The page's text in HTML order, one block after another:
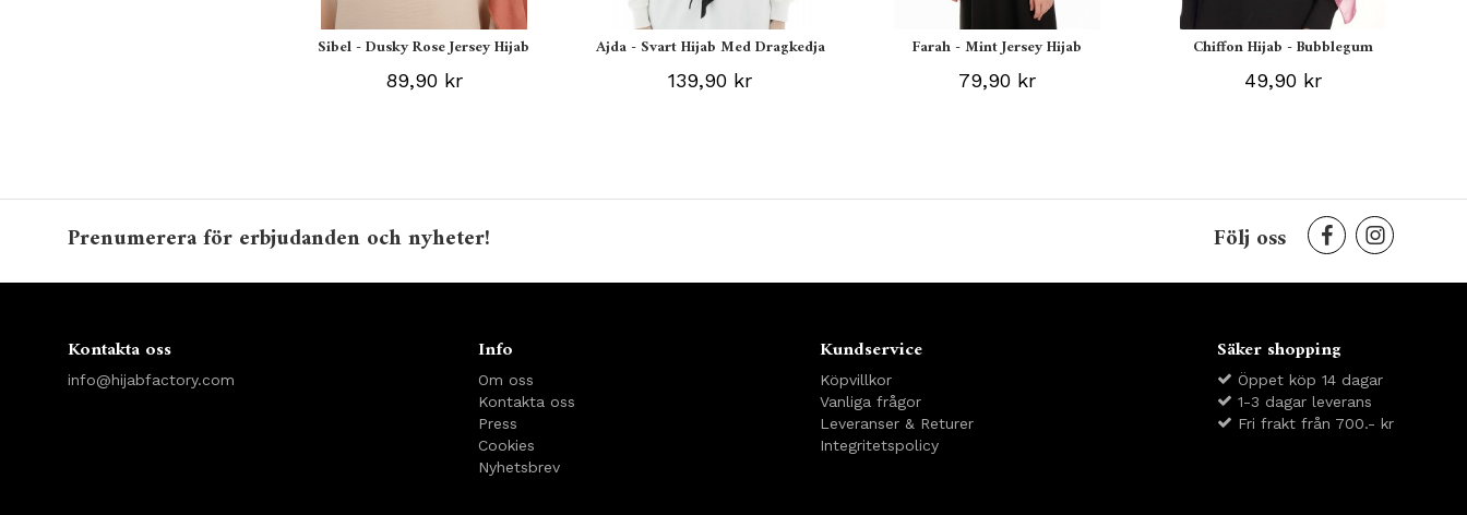
Sibel - Dusky Rose Jersey Hijab
89,90 kr
Ajda - Svart Hijab Med Dragkedja
139,90 kr
Farah - Mint Jersey Hijab
79,90 kr
Chiffon Hijab - Bubblegum
49,90 kr
Prenumerera för erbjudanden och nyheter! Följ oss
Kontakta oss
info@hijabfactory.com
Info
Om oss
Kontakta oss
Press
Cookies
Nyhetsbrev
Kundservice
Köpvillkor
Vanliga frågor
Leveranser & Returer
Integritetspolicy
Säker shopping
Öppet köp 14 dagar
1-3 dagar leverans
Fri frakt från 700.- kr